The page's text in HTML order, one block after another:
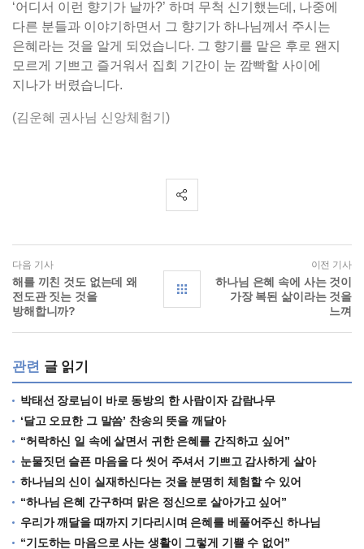
‘어디서 이런 향기가 날까?’ 하며 무척 신기했는데, 나중에
다른 분들과 이야기하면서 그 향기가 하나님께서 주시는
은혜라는 것을 알게 되었습니다. 그 향기를 맡은 후로 왠지
모르게 기쁘고 즐거워서 집회 기간이 눈 깜빡할 사이에
지나가 버렸습니다.
(김운혜 권사님 신앙체험기)
다음 기사
해를 끼친 것도 없는데 왜
전도관 짓는 것을
방해합니까?
이전 기사
하나님 은혜 속에 사는 것이
가장 복된 삶이라는 것을
느껴
관련 글 읽기
박태선 장로님이 바로 동방의 한 사람이자 감람나무
‘달고 오묘한 그 말씀’ 찬송의 뜻을 깨달아
“허락하신 일 속에 살면서 귀한 은혜를 간직하고 싶어”
눈물짓던 슬픈 마음을 다 씻어 주셔서 기쁘고 감사하게 살아
하나님의 신이 실재하신다는 것을 분명히 체험할 수 있어
“하나님 은혜 간구하며 맑은 정신으로 살아가고 싶어”
우리가 깨달을 때까지 기다리시며 은혜를 베풀어주신 하나님
“기도하는 마음으로 사는 생활이 그렇게 기쁠 수 없어”